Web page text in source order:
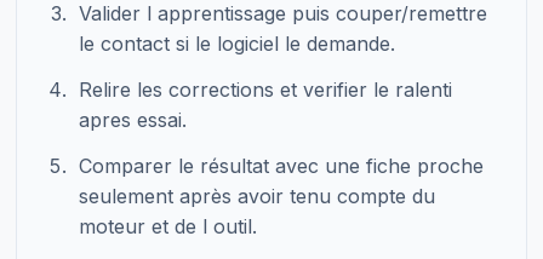
Valider l apprentissage puis couper/remettre
le contact si le logiciel le demande.
Relire les corrections et verifier le ralenti
apres essai.
Comparer le résultat avec une fiche proche
seulement après avoir tenu compte du
moteur et de l outil.